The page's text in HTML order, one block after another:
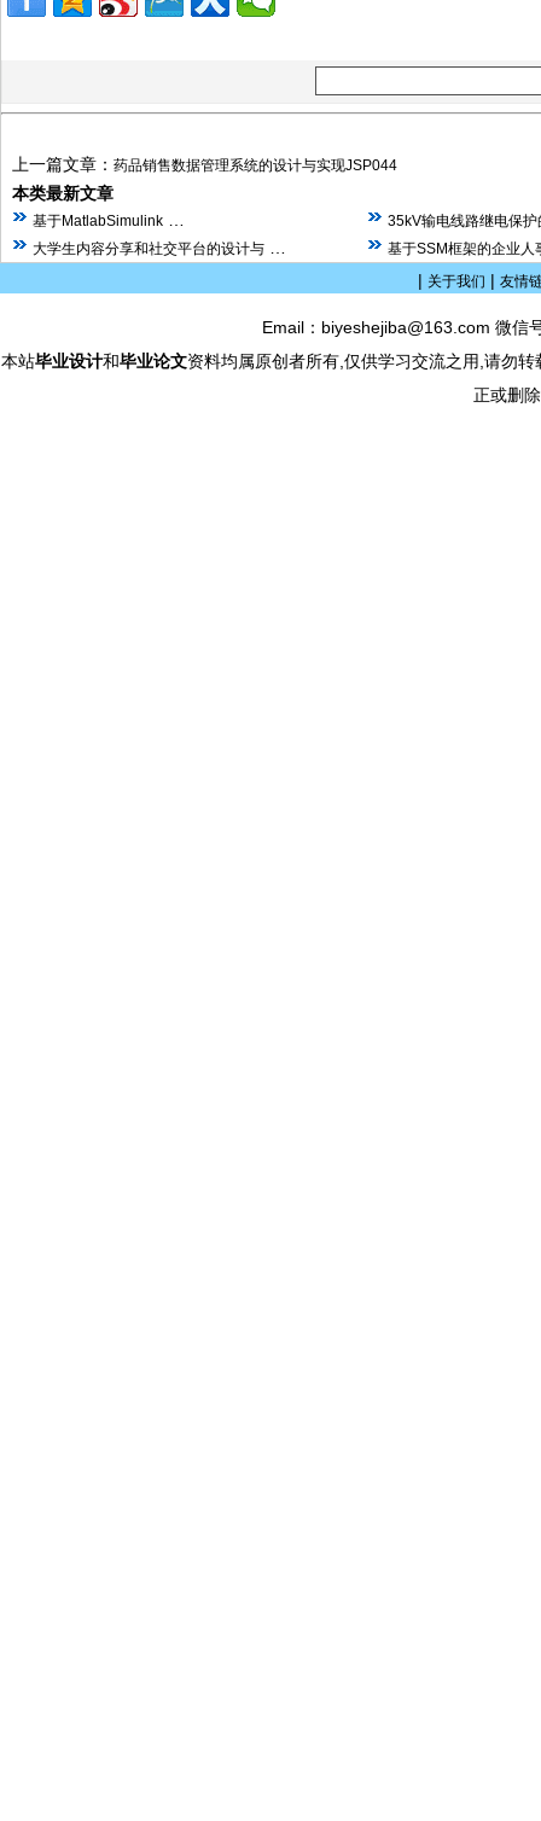
上一篇文章： 药品销售数据管理系统的设计与实现JSP044
本类最新文章
基于MatlabSimulink
35kV输电线路继电保
大学生内容分享和社交平台的设计与
基于SSM框架的企业人
| 关于我们 | 友情
Email：biyeshejiba@163.com 微
本站毕业设计和毕业论文资料均属原创者所有,仅供学习交流之用,请勿
正或删